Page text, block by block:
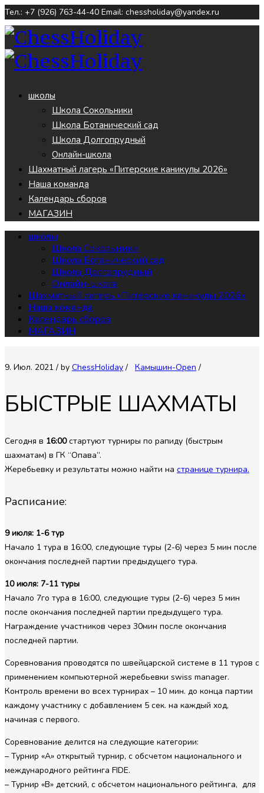
Тел.: +7 (926) 763-44-40 Email: chessholiday@yandex.ru
школы
Школа Сокольники
Школа Ботанический сад
Школа Долгопрудный
Онлайн-школа
Шахматный лагерь «Питерские каникулы 2026»
Наша команда
Календарь сборов
МАГАЗИН
школы
Школа Сокольники
Школа Ботанический сад
Школа Долгопрудный
Онлайн-школа
Шахматный лагерь «Питерские каникулы 2026»
Наша команда
Календарь сборов
МАГАЗИН
9. Июл. 2021 / by СhessHoliday / Камышин-Open /
БЫСТРЫЕ ШАХМАТЫ
Сегодня в 16:00стартуют турниры по рапиду (быстрым
шахматам) в ГК “Опава”.
Жеребьевку и результаты можно найти на странице турнира.
Расписание:
9 июля: 1-6 тур
Начало 1 тура в 16:00, следующие туры (2-6) через 5 мин после
окончания последней партии предыдущего тура.
10 июля: 7-11 туры
Начало 7го тура в 16:00, следующие туры (2-6) через 5 мин
после окончания последней партии предыдущего тура.
Награждение участников через 30мин после окончания
последней партии.
Соревнования проводятся по швейцарской системе в 11 туров с
применением компьютерной жеребьевки swiss manager.
Контроль времени во всех турнирах – 10 мин. до конца партии
каждому участнику с добавлением 5 сек. на каждый ход,
начиная с первого.
Соревнование делится на следующие категории:
– Турнир «А» открытый турнир, с обсчетом национального и
международного рейтинга FIDE.
– Турнир «B» детский, с обсчетом национального рейтинга, для